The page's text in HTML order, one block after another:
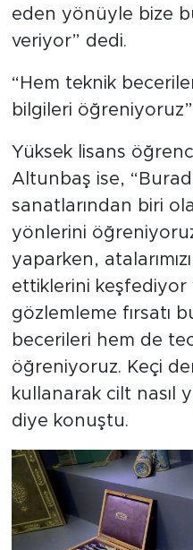
gelmektedir. Sanat
eden yönüyle bize
“Hem teknik
Yüksek lisans
Altunbaş ise,
sanatlarından biri
yönlerini
yaparken,
ettiklerini keşfediyor
gözlemleme fırsatı
becerileri hem de
öğreniyoruz. Keçi
kullanarak cilt nasıl